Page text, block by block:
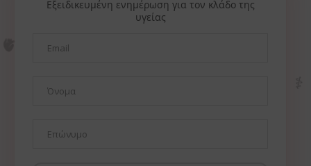
Εξειδικευμένη ενημέρωση για τον κλάδο της
υγείας